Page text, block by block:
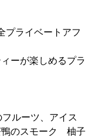
プライベートアフ
ーが楽しめるプラ
ルーツ、アイス
鴨のスモーク 柚子